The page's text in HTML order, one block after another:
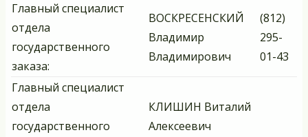
Главный специалист
отдела
государственного
заказа:
ВОСКРЕСЕНСКИЙ
Владимир
Владимирович
(812)
295-
01-43
Главный специалист
отдела
государственного
КЛИШИН Виталий
Алексеевич